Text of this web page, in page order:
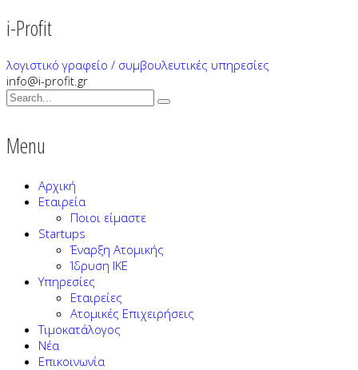
i-Profit
λογιστικό γραφείο / συμβουλευτικές υπηρεσίες
info@i-profit.gr
Menu
Αρχική
Εταιρεία
Ποιοι είμαστε
Startups
Έναρξη Ατομικής
Ίδρυση ΙΚΕ
Υπηρεσίες
Εταιρείες
Ατομικές Επιχειρήσεις
Τιμοκατάλογος
Νέα
Επικοινωνία